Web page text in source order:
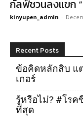
กัลฟ์ชวนลงแขก
kinyupen_admin -
Recent Posts
ข้อคิดหลักสิบ แ
เกอร์
รู้หรือไม่? #โร
ที่สุด